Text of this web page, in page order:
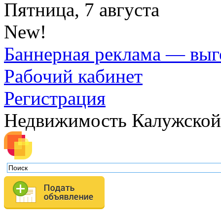
Пятница, 7 августа
New!
Баннерная реклама —
Рабочий кабинет
Регистрация
Недвижимость